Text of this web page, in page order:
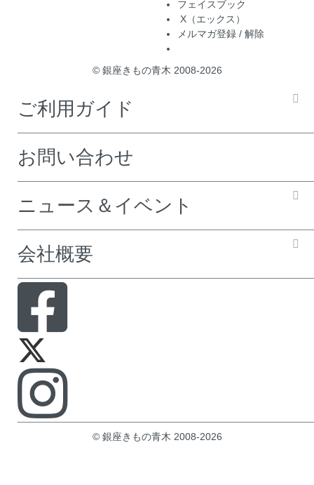
フェイスブック
X（エックス）
メルマガ登録 / 解除
© 銀座きもの青木 2008-2026
ご利用ガイド
お問い合わせ
ニュース＆イベント
会社概要
© 銀座きもの青木 2008-2026